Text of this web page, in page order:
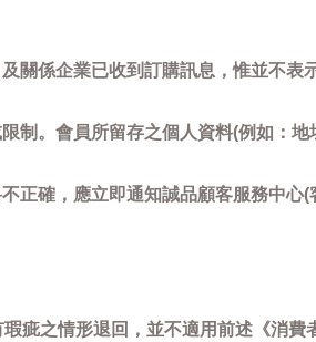
關係企業已收到訂購訊息，惟並不表
制。會員所留存之個人資料(例如：地
正確，應立即通知誠品顧客服務中心(
疵之情形退回，並不適用前述《消費